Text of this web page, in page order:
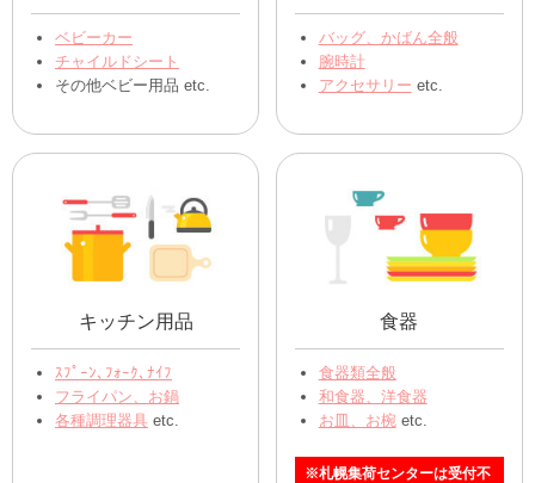
ベビーカー
チャイルドシート
その他ベビー用品 etc.
バッグ、かばん全般
腕時計
アクセサリー etc.
キッチン用品
ｽﾌﾟｰﾝ､ﾌｫｰｸ､ﾅｲﾌ
フライパン、お鍋
各種調理器具 etc.
食器
食器類全般
和食器、洋食器
お皿、お椀etc.
※札幌集荷センターは受付不